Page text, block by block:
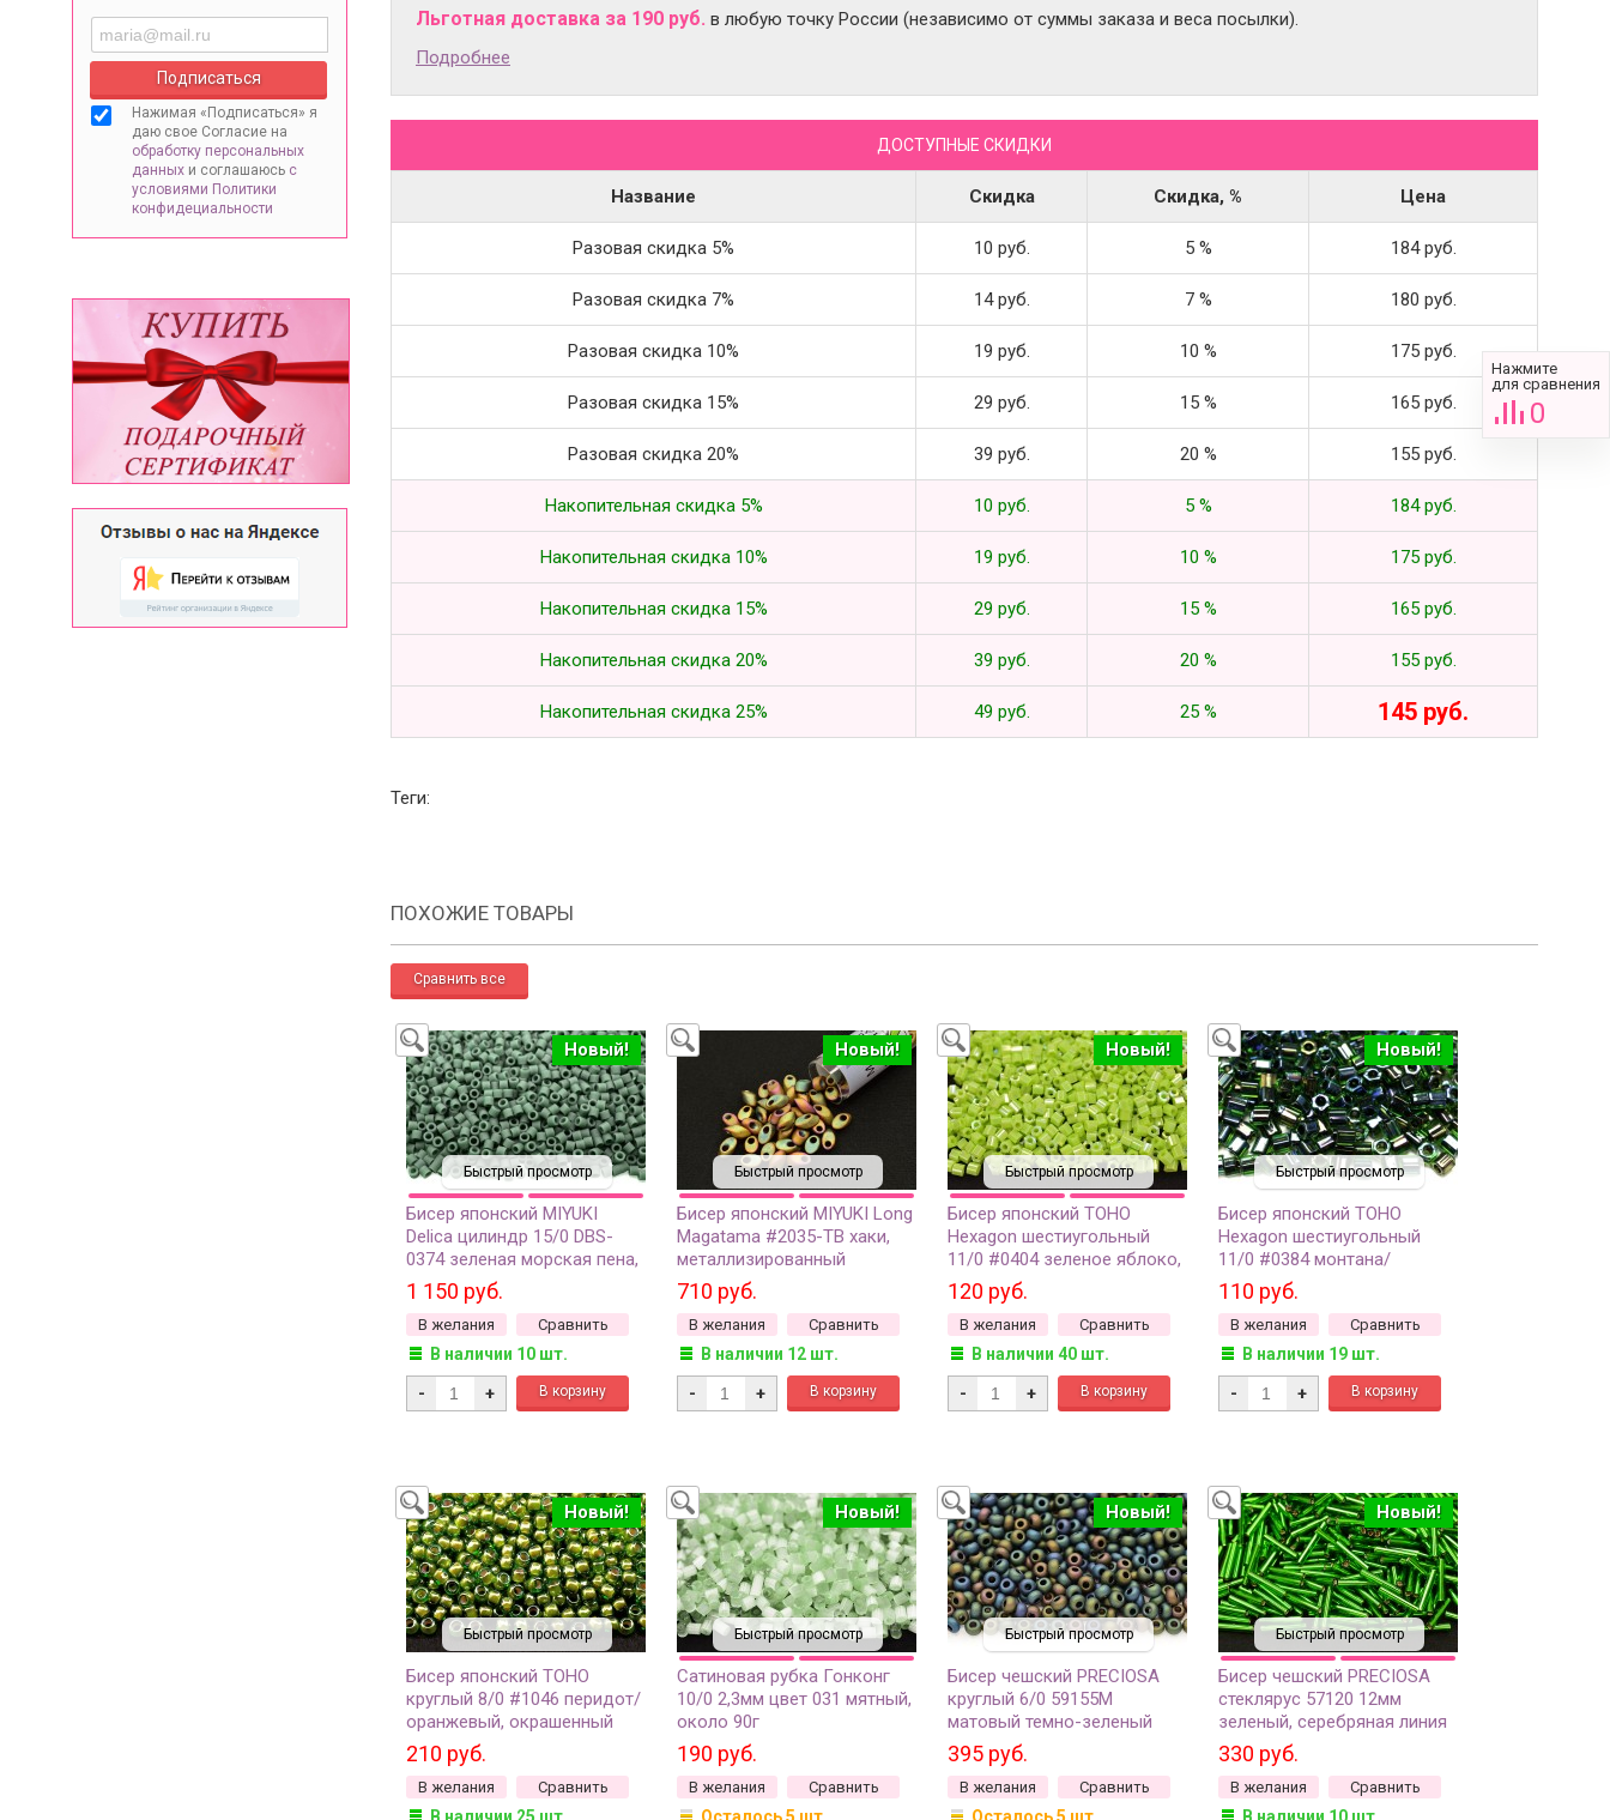
Нажимая «Подписаться» я
даю свое Согласие на
обработку персональных
данных и соглашаюсь с
условиями Политики
конфидециальности
Льготная доставка за 190 руб. в любую точку России (независимо от суммы заказа и веса посылки).
Подробнее
ДОСТУПНЫЕ СКИДКИ
Название Скидка Скидка, % Цена
Разовая скидка 5% 10 руб. 5 % 184 руб.
Разовая скидка 7% 14 руб. 7 % 180 руб.
Разовая скидка 10% 19 руб. 10 % 175 руб.
Разовая скидка 15% 29 руб. 15 % 165 руб.
Разовая скидка 20% 39 руб. 20 % 155 руб.
Накопительная скидка 5% 10 руб. 5 % 184 руб.
Накопительная скидка 10% 19 руб. 10 % 175 руб.
Накопительная скидка 15% 29 руб. 15 % 165 руб.
Накопительная скидка 20% 39 руб. 20 % 155 руб.
Накопительная скидка 25% 49 руб. 25 % 145 руб.
Теги:
ПОХОЖИЕ ТОВАРЫ
Быстрый просмотр
Новый!
Бисер японский MIYUKI
Delica цилиндр 15/0 DBS-
0374 зеленая морская пена,
непрозрачный матовый, 5
грамм
1 150 руб.
В желания Сравнить
В наличии 10 шт.
- +
Быстрый просмотр
Новый!
Бисер японский MIYUKI Long
Magatama #2035-TB хаки,
металлизированный
матовый ирис, 1 туба (около
8 грамм)
710 руб.
В желания Сравнить
В наличии 12 шт.
- +
Быстрый просмотр
Новый!
Бисер японский TOHO
Hexagon шестиугольный
11/0 #0404 зеленое яблоко,
радужный непрозрачный, 5
грамм
120 руб.
В желания Сравнить
В наличии 40 шт.
- +
Быстрый просмотр
Новый!
Бисер японский TOHO
Hexagon шестиугольный
11/0 #0384 монтана/
зеленый радужный,
окрашенный изнутри, 5
грамм
110 руб.
В желания Сравнить
В наличии 19 шт.
- +
Быстрый просмотр
Новый!
Бисер японский TOHO
круглый 8/0 #1046 перидот/
оранжевый, окрашенный
изнутри, 10 грамм
210 руб.
В желания Сравнить
В наличии 25 шт.
Быстрый просмотр
Новый!
Сатиновая рубка Гонконг
10/0 2,3мм цвет 031 мятный,
около 90г
190 руб.
В желания Сравнить
Осталось 5 шт.
Быстрый просмотр
Новый!
Бисер чешский PRECIOSA
круглый 6/0 59155М
матовый темно-зеленый
непрозрачный ирис, 50г
395 руб.
В желания Сравнить
Осталось 5 шт.
Быстрый просмотр
Новый!
Бисер чешский PRECIOSA
стеклярус 57120 12мм
зеленый, серебряная линия
внутри, 50г
330 руб.
В желания Сравнить
В наличии 10 шт.
Нажмите
для сравнения
0